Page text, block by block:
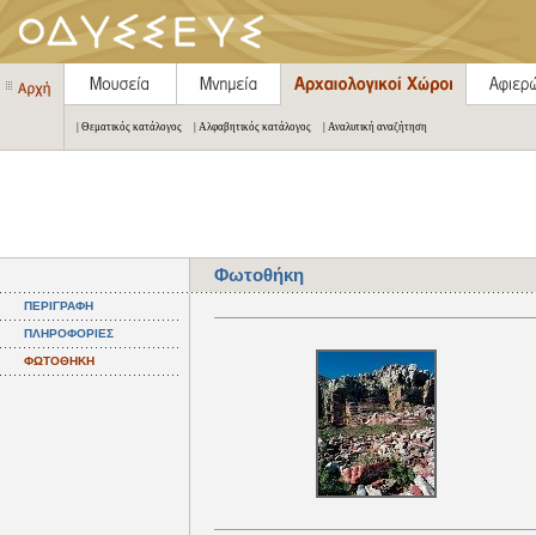
| Θεματικός κατάλογος | Αλφαβητικός κατάλογος | Αναλυτική αναζήτηση
Φωτοθήκη
ΠΕΡΙΓΡΑΦΗ
ΠΛΗΡΟΦΟΡΙΕΣ
ΦΩΤΟΘΗΚΗ